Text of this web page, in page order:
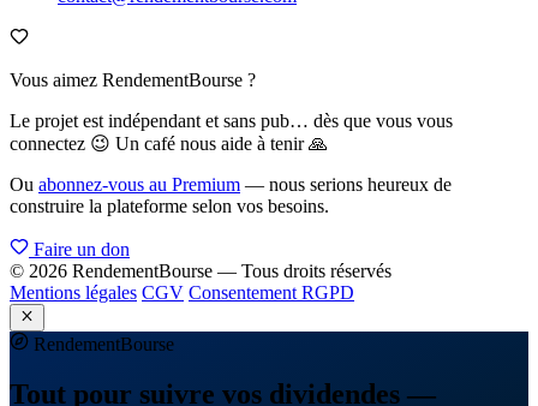
Compte
Se connecter
Créer un compte
Nous contacter
Un bug ? Une idée ?
contact@rendementbourse.com
Vous aimez RendementBourse ?
Le projet est indépendant et sans pub… dès que vous vous
connectez 😉 Un café nous aide à tenir 🙏
construire la plateforme selon vos besoins.